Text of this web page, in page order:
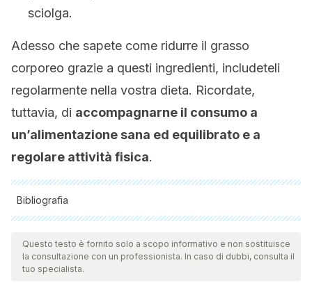
sciolga.
Adesso che sapete come ridurre il grasso
corporeo grazie a questi ingredienti, includeteli
regolarmente nella vostra dieta. Ricordate,
tuttavia, di accompagnarne il consumo a
un’alimentazione sana ed equilibrato e a
regolare attività fisica.
Bibliografia
Tutte le fonti citate sono state esaminate a fondo dal nostro
team per garantirne la qualità, l'affidabilità, l'attualità e la
validità. La bibliografia di questo articolo è stata considerata
Questo testo è fornito solo a scopo informativo e non sostituisce
la consultazione con un professionista. In caso di dubbi, consulta il
tuo specialista.